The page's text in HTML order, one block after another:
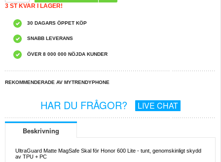
3 ST KVAR I LAGER!
30 DAGARS ÖPPET KÖP
SNABB LEVERANS
ÖVER 8 000 000 NÖJDA KUNDER
REKOMMENDERADE AV MYTRENDYPHONE
HAR DU FRÅGOR? LIVE CHAT
Beskrivning
UltraGuard Matte MagSafe Skal för Honor 600 Lite - tunt, genomskinligt skydd
av TPU + PC